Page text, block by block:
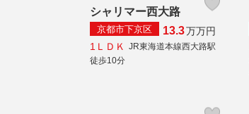
シャリマー西大路
京都市下京区 13.3万万円
1ＬＤＫ
JR東海道本線西大路駅
徒歩10分